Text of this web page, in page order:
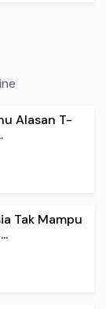
Alasan T-
Tak Mampu